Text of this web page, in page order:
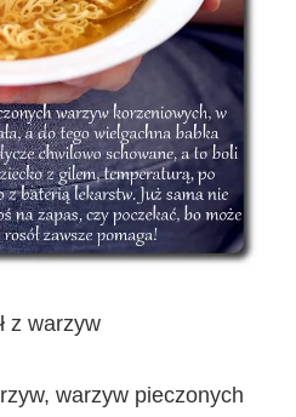
z warzyw
warzyw pieczonych